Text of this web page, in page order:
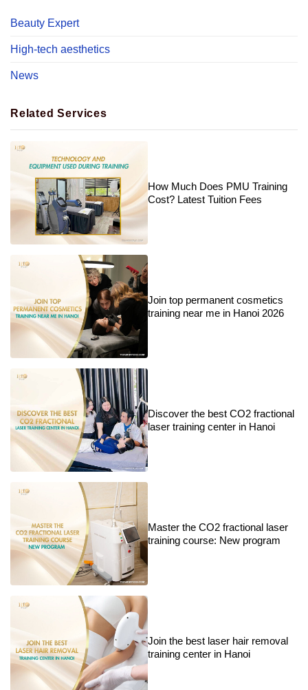
Beauty Expert
High-tech aesthetics
News
Related Services
How Much Does PMU Training
Cost? Latest Tuition Fees
Join top permanent cosmetics
training near me in Hanoi 2026
Discover the best CO2 fractional
laser training center in Hanoi
Master the CO2 fractional laser
training course: New program
Join the best laser hair removal
training center in Hanoi